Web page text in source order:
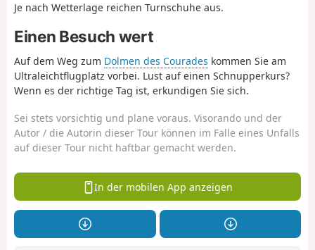
Je nach Wetterlage reichen Turnschuhe aus.
Einen Besuch wert
Auf dem Weg zum Dolmen des Courades kommen Sie am
Ultraleichtflugplatz vorbei. Lust auf einen Schnupperkurs?
Wenn es der richtige Tag ist, erkundigen Sie sich.
Sei stets vorsichtig und plane voraus. Visorando und der
Autor / die Autorin dieser Tour können im Falle eines Unfalls
auf dieser Tour nicht haftbar gemacht werden.
In der mobilen App anzeigen